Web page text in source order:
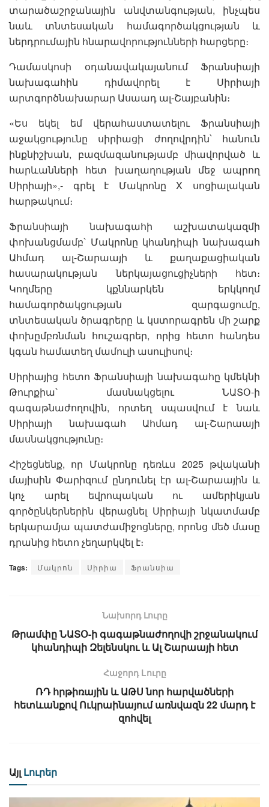
տարածաշրջանային անվտանգության, ինչպես
նաև տնտեսական համագործակցության և
ներդրումային հնարավորությունների հարցերը։
Դամասկոսի օդանավակայանում Ֆրանսիայի
նախագահին դիմավորել է Սիրիայի
արտգործնախարար Ասաադ ալ-Շայբանին։
«Ես եկել եմ վերահաստատելու Ֆրանսիայի
աջակցությունը սիրիացի ժողովրդին՝ հանուն
ինքնիշխան, բազմազանությամբ միավորված և
հարևանների հետ խաղաղության մեջ ապրող
Սիրիայի»,- գրել է Մակրոնը X սոցիալական
հարթակում։
Ֆրանսիայի նախագահի աշխատակազմի
փոխանցմամբ՝ Մակրոնը կհանդիպի նախագահ
Ահմադ ալ-Շարաայի և քաղաքացիական
հասարակության ներկայացուցիչների հետ։
Կողմերը կքննարկեն երկկողմ
համագործակցության զարգացումը,
տնտեսական ծրագրերը և կստորագրեն մի շարք
փոխըմբռնման հուշագրեր, որից հետո հանդես
կգան համատեղ մամուլի ասուլիսով։
Սիրիայից հետո Ֆրանսիայի նախագահը կմեկնի
Թուրքիա՝ մասնակցելու ՆԱՏՕ-ի
գագաթնաժողովին, որտեղ սպասվում է նաև
Սիրիայի նախագահ Ահմադ ալ-Շարաայի
մասնակցությունը։
Հիշեցնենք, որ Մակրոնը դեռևս 2025 թվականի
մայիսին Փարիզում ընդունել էր ալ-Շարաային և
կոչ արել եվրոպական ու ամերիկյան
գործընկերներին վերացնել Սիրիայի նկատմամբ
երկարամյա պատժամիջոցները, որոնց մեծ մասը
դրանից հետո չեղարկվել է։
Tags: Մակրոն Սիրիա Ֆրանսիա
Նախորդ Լուրը
Թրամփը ՆԱՏՕ-ի գագաթնաժողովի շրջանակում
կհանդիպի Զելենսկու և Ալ Շարաայի հետ
Հաջորդ Lուրը
ՌԴ հրթիռային և ԱԹՍ նոր հարվածների
հետևանքով Ուկրաինայում առնվազն 22 մարդ է
զոհվել
Այլ Լուրեր